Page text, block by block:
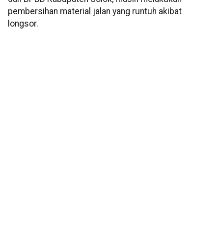
pembersihan material jalan yang runtuh akibat
longsor.